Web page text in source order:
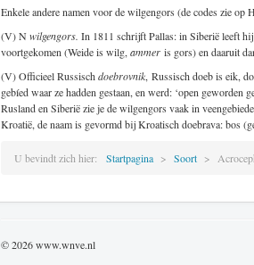
Enkele andere namen voor de wilgengors (de codes zie op
(V) Nwilgengors. In 1811 schrijft Pallas: in Siberië leeft
voortgekomen (Weide is wilg, ammer is gors) en daaruit
(V) Officieel Russisch doebrovnik, Russisch doeb is eik,
gebíed waar ze hadden gestaan, en werd: ‘open
Rusland en Siberië zie je de wilgengors vaak in
Kroatië, de naam is gevormd bij Kroatisch doebrava: bos
U bevindt zich hier: Startpagina Soort
© 2026 www.wnve.nl